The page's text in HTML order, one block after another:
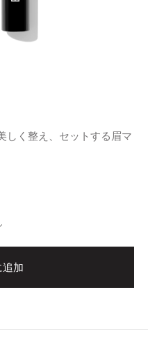
しく整え、セットする眉マ
追加